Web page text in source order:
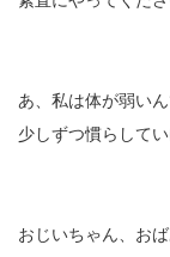
あ、私は体が弱い
少しずつ慣らして
おじいちゃん、お